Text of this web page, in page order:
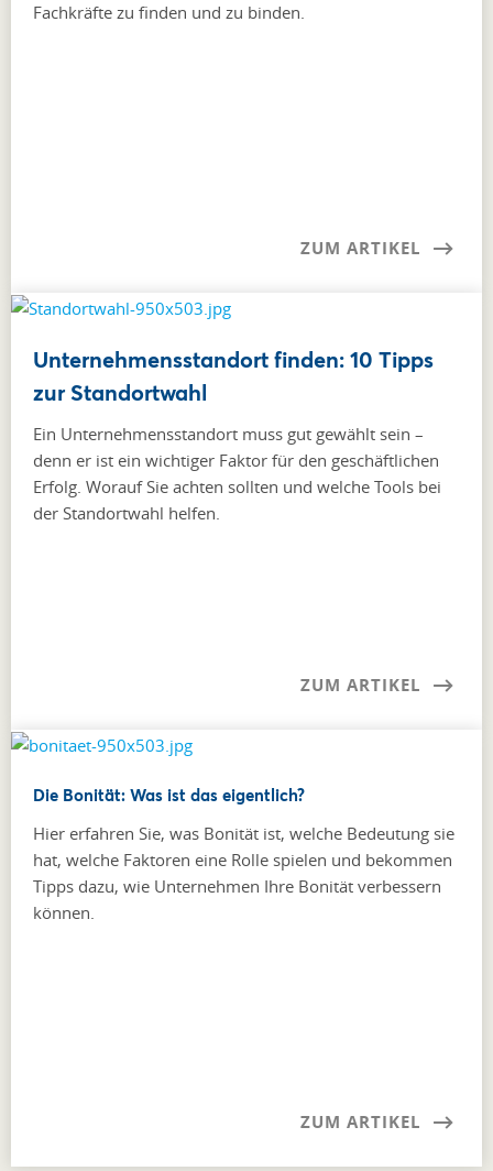
Fachkräfte zu finden und zu binden.
ZUM ARTIKEL
Unternehmensstandort finden: 10 Tipps
zur Standortwahl
Ein Unternehmensstandort muss gut gewählt sein –
denn er ist ein wichtiger Faktor für den geschäftlichen
Erfolg. Worauf Sie achten sollten und welche Tools bei
der Standortwahl helfen.
ZUM ARTIKEL
Die Bonität: Was ist das eigentlich?
Hier erfahren Sie, was Bonität ist, welche Bedeutung sie
hat, welche Faktoren eine Rolle spielen und bekommen
Tipps dazu, wie Unternehmen Ihre Bonität verbessern
können.
ZUM ARTIKEL